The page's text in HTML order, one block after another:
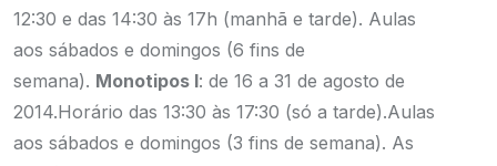
12:30 e das 14:30 às 17h (manhã e tarde). Aulas
aos sábados e domingos (6 fins de
semana). Monotipos I: de 16 a 31 de agosto de
2014.Horário das 13:30 às 17:30 (só a tarde).Aulas
aos sábados e domingos (3 fins de semana). As